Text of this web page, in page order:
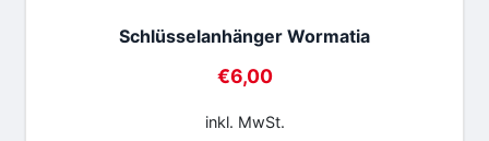
Schlüsselanhänger Wormatia
€6,00
inkl. MwSt.